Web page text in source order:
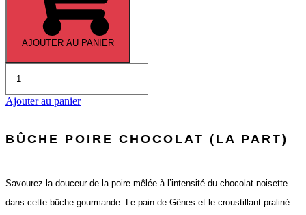
AJOUTER AU PANIER
Bûche
Velours
cacahuète
(la
Ajouter au panier
BÛCHE POIRE CHOCOLAT (LA PART)
Savourez la douceur de la poire mêlée à l’intensité du chocolat noisette
dans cette bûche gourmande. Le pain de Gênes et le croustillant praliné